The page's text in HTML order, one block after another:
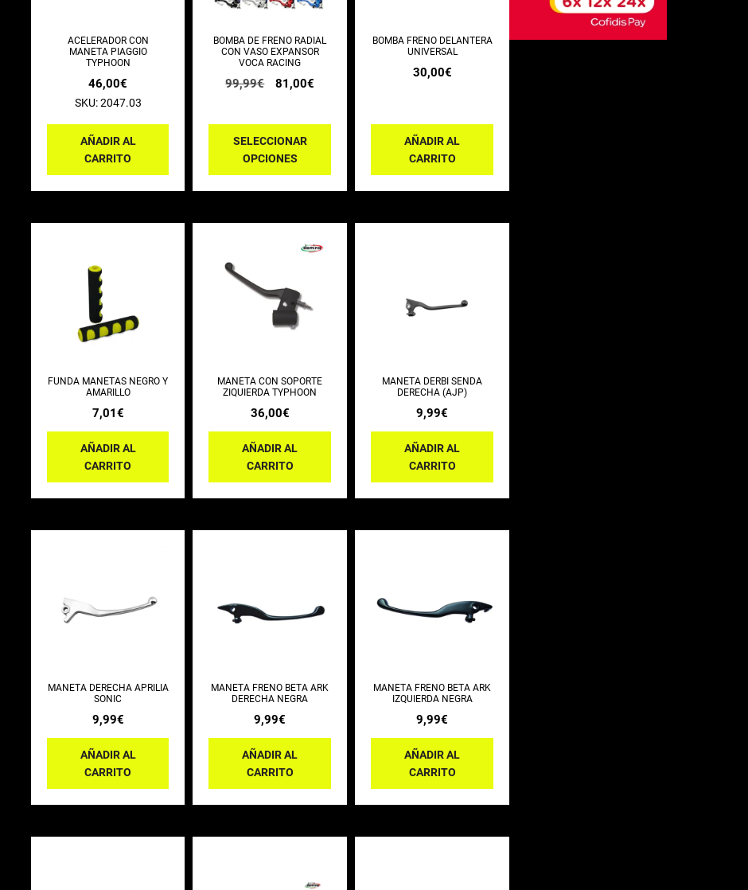
ACELERADOR CON
MANETA PIAGGIO
TYPHOON
46,00€
SKU: 2047.03
AÑADIR AL
CARRITO
BOMBA DE FRENO RADIAL
CON VASO EXPANSOR
VOCA RACING
99,99€
El
era:
99,99€.
81,00€
es:
SELECCIONAR
OPCIONES
opciones
pueden
página
producto
BOMBA FRENO DELANTERA
UNIVERSAL
30,00€
AÑADIR AL
CARRITO
FUNDA MANETAS NEGRO Y
AMARILLO
7,01€
AÑADIR AL
CARRITO
MANETA CON SOPORTE
ZIQUIERDA TYPHOON
36,00€
AÑADIR AL
CARRITO
MANETA DERBI SENDA
DERECHA (AJP)
9,99€
AÑADIR AL
CARRITO
MANETA DERECHA APRILIA
SONIC
9,99€
AÑADIR AL
CARRITO
MANETA FRENO BETA ARK
DERECHA NEGRA
9,99€
AÑADIR AL
CARRITO
MANETA FRENO BETA ARK
IZQUIERDA NEGRA
9,99€
AÑADIR AL
CARRITO